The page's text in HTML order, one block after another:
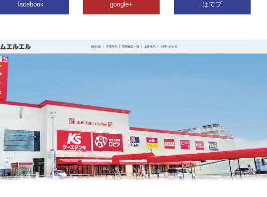
facebook google+ はてブ